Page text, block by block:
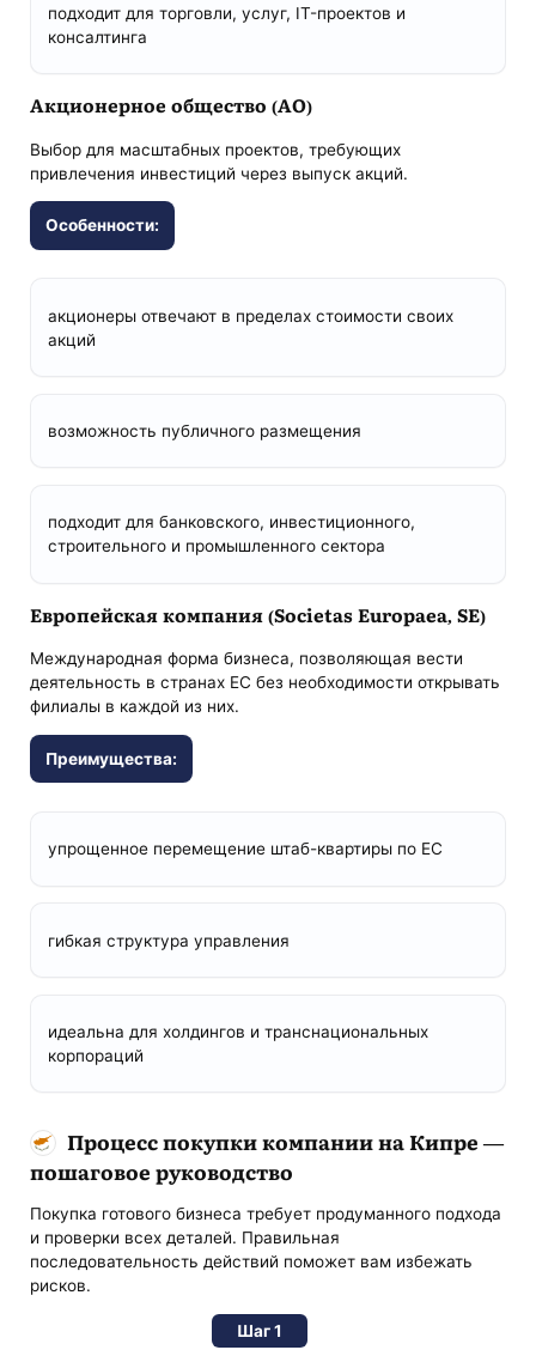
подходит для торговли, услуг, IT-проектов и
консалтинга
Акционерное общество (АО)
Выбор для масштабных проектов, требующих
привлечения инвестиций через выпуск акций.
Особенности:
акционеры отвечают в пределах стоимости своих
акций
возможность публичного размещения
подходит для банковского, инвестиционного,
строительного и промышленного сектора
Европейская компания (Societas Europaea, SE)
Международная форма бизнеса, позволяющая вести
деятельность в странах ЕС без необходимости открывать
филиалы в каждой из них.
Преимущества:
упрощенное перемещение штаб-квартиры по ЕС
гибкая структура управления
идеальна для холдингов и транснациональных
корпораций
Процесс покупки компании на Кипре —
пошаговое руководство
Покупка готового бизнеса требует продуманного подхода
и проверки всех деталей. Правильная
последовательность действий поможет вам избежать
рисков.
Шаг 1